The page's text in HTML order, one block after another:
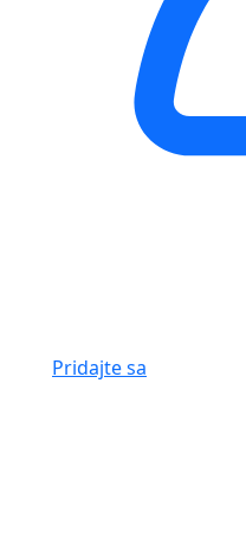
Pridajte sa